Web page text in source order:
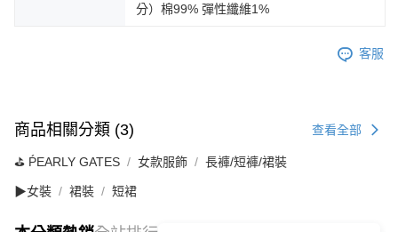
分）棉99% 彈性纖維1%
客服
商品相關分類 (3) 查看全部
⛳️ ṔEARLY GATES 女款服飾 長褲/短褲/裙裝
▶女裝 裙裝 短裙